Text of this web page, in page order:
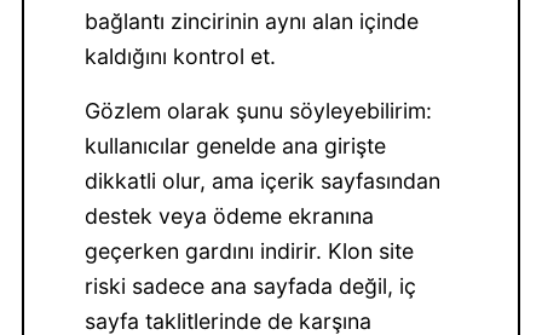
bağlantı zincirinin aynı alan içinde
kaldığını kontrol et.
Gözlem olarak şunu söyleyebilirim:
kullanıcılar genelde ana girişte
dikkatli olur, ama içerik sayfasından
destek veya ödeme ekranına
geçerken gardını indirir. Klon site
riski sadece ana sayfada değil, iç
sayfa taklitlerinde de karşına